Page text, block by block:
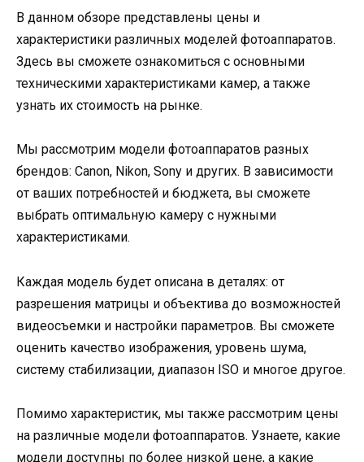
В данном обзоре представлены цены и
характеристики различных моделей фотоаппаратов.
Здесь вы сможете ознакомиться с основными
техническими характеристиками камер, а также
узнать их стоимость на рынке.
Мы рассмотрим модели фотоаппаратов разных
брендов: Canon, Nikon, Sony и других. В зависимости
от ваших потребностей и бюджета, вы сможете
выбрать оптимальную камеру с нужными
характеристиками.
Каждая модель будет описана в деталях: от
разрешения матрицы и объектива до возможностей
видеосъемки и настройки параметров. Вы сможете
оценить качество изображения, уровень шума,
систему стабилизации, диапазон ISO и многое другое.
Помимо характеристик, мы также рассмотрим цены
на различные модели фотоаппаратов. Узнаете, какие
модели доступны по более низкой цене, а какие